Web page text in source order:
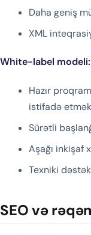
Daha geniş
XML
White-label modeli:
Hazır
istifadə etmək
Sürətli
Aşağı inkişaf
Texniki
SEO və